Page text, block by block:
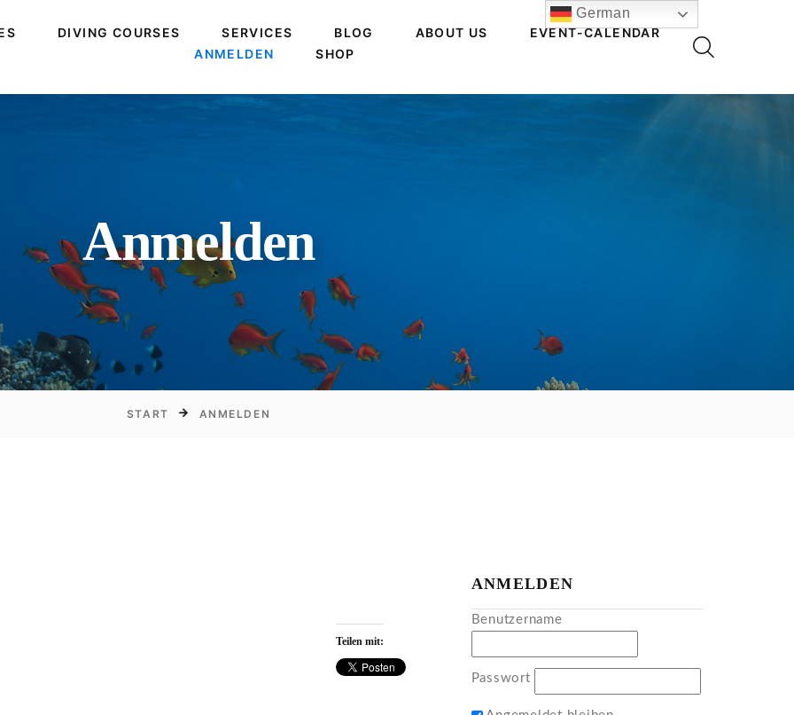
DIVING COURSES SERVICES BLOG ABOUT US
EVENT-CALENDAR
ANMELDEN
SHOP
Anmelden
START ANMELDEN
Teilen mit:
ANMELDEN
Benutzername
Passwort
German